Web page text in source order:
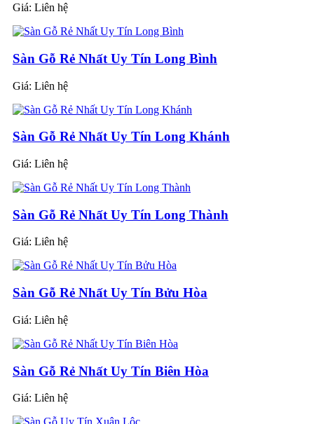
Giá: Liên hệ
Sàn Gỗ Rẻ Nhất Uy Tín Long Bình
Giá: Liên hệ
Sàn Gỗ Rẻ Nhất Uy Tín Long Khánh
Giá: Liên hệ
Sàn Gỗ Rẻ Nhất Uy Tín Long Thành
Giá: Liên hệ
Sàn Gỗ Rẻ Nhất Uy Tín Bửu Hòa
Giá: Liên hệ
Sàn Gỗ Rẻ Nhất Uy Tín Biên Hòa
Giá: Liên hệ